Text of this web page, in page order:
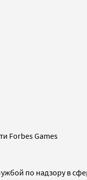
Forbes Games
по надзору в